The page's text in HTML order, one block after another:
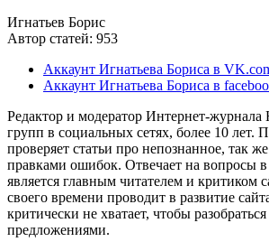
Игнатьев Борис
Автор статей: 953
Аккаунт Игнатьева Бориса в
Аккаунт Игнатьева Бориса в
Редактор и модератор Интернет-
групп в социальных сетях, более 10 лет.
проверяет статьи про непознанное, так
правками ошибок. Отвечает на вопросы
является главным читателем и критиком
своего времени проводит в развитие
критически не хватает, чтобы
предложениями.